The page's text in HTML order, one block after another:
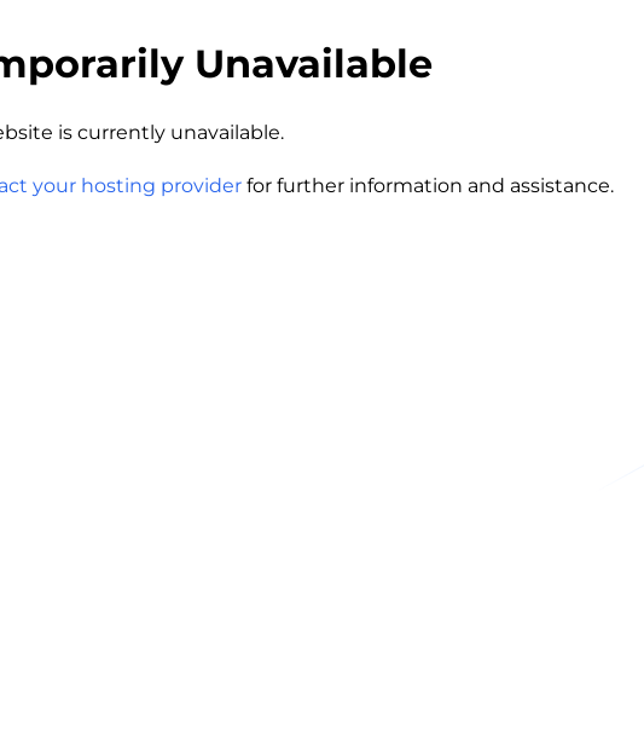
Unavailable
is currently unavailable.
your hosting provider for further information and assistance.